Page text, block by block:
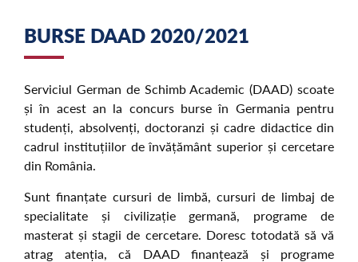
BURSE DAAD 2020/2021
Serviciul German de Schimb Academic (DAAD) scoate
și în acest an la concurs burse în Germania pentru
studenți, absolvenți, doctoranzi și cadre didactice din
cadrul instituțiilor de învățământ superior și cercetare
din România.
Sunt finanțate cursuri de limbă, cursuri de limbaj de
specialitate și civilizație germană, programe de
masterat și stagii de cercetare. Doresc totodată să vă
atrag atenția, că DAAD finanțează și programe